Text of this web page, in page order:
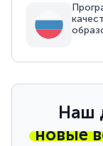
Наш
новые